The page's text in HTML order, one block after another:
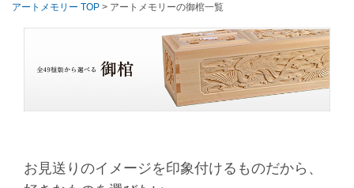
アートメモリー TOP > アートメモリーの御棺一覧
お見送りのイメージを印象付けるものだから、